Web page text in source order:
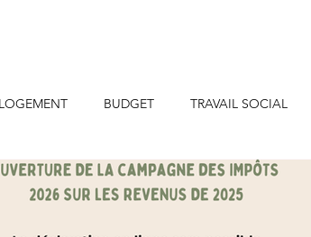
LOGEMENT BUDGET TRAVAIL SOCIAL
RANGEMENT CONSEILS DECO